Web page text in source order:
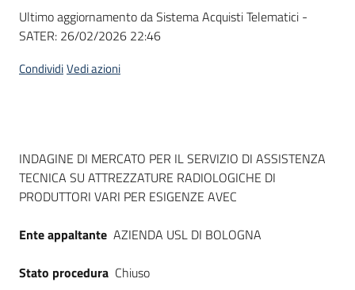
su
Ultimo aggiornamento da Sistema Acquisti Telematici -
SATER: 26/02/2026 22:46
CondividiVedi azioni
Dati del bando
INDAGINE DI MERCATO PER IL SERVIZIO DI ASSISTENZA
TECNICA SU ATTREZZATURE RADIOLOGICHE DI
PRODUTTORI VARI PER ESIGENZE AVEC
Ente appaltante AZIENDA USL DI BOLOGNA
Stato procedura Chiuso